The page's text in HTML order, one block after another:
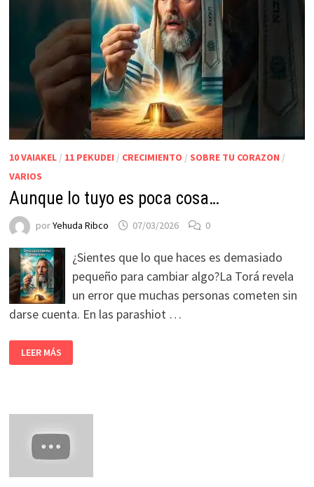
10 VAIAKEL/ 11 PEKUDEI / CRECIMIENTO / SOBRE TU CORAZON /
VARIOS
Aunque lo tuyo es poca cosa…
porYehuda Ribco 07/03/2026 0
¿Sientes que lo que haces es demasiado
pequeño para cambiar algo?La Torá revela
un error que muchas personas cometen sin
darse cuenta. En las parashiot …
LEER MÁS